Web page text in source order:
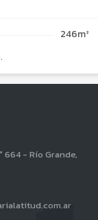
246m²
664 - Río Grande,